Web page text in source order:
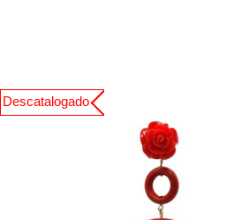
Descatalogado